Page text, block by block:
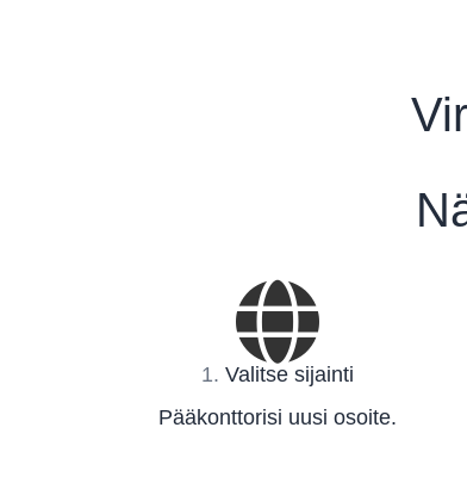
1. Valitse sijainti
Pääkonttorisi uusi osoite.